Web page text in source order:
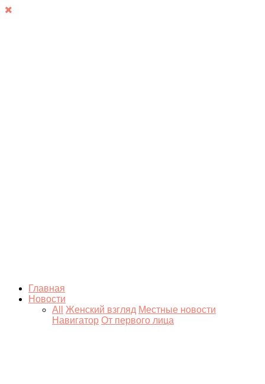
Главная
Новости
All
Женский взгляд Местные новости
Навигатор От первого лица